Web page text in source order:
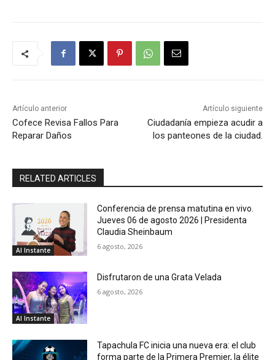
Artículo anterior
Cofece Revisa Fallos Para
Reparar Daños
Artículo siguiente
Ciudadanía empieza acudir a
los panteones de la ciudad.
RELATED ARTICLES
Al Instante
Conferencia de prensa matutina en vivo.
Jueves 06 de agosto 2026 | Presidenta
Claudia Sheinbaum
6 agosto, 2026
Al Instante
Disfrutaron de una Grata Velada
6 agosto, 2026
Tapachula FC inicia una nueva era: el club
forma parte de la Primera Premier, la élite